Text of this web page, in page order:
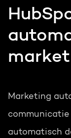
Marketing
automatisch